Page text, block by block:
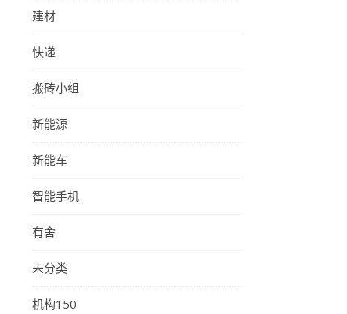
建材
快递
搬砖小组
新能源
新能车
智能手机
有舍
未分类
机构150